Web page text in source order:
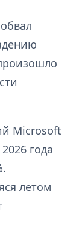
Microsoft
года
летом